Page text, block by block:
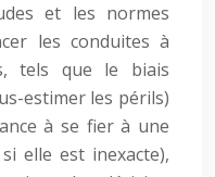
et les normes
les conduites à
tels que le biais
estimer les périls)
à se fier à une
elle est inexacte),